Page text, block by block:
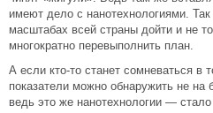
имеют дело с нанотехнологиями.
масштабах всей страны дойти и не
многократно перевыполнить план.
А если кто-то станет сомневаться в
показатели можно обнаружить не на
ведь это же нанотехнологии —